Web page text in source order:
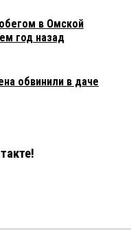
в Омской
год назад
обвинили в даче